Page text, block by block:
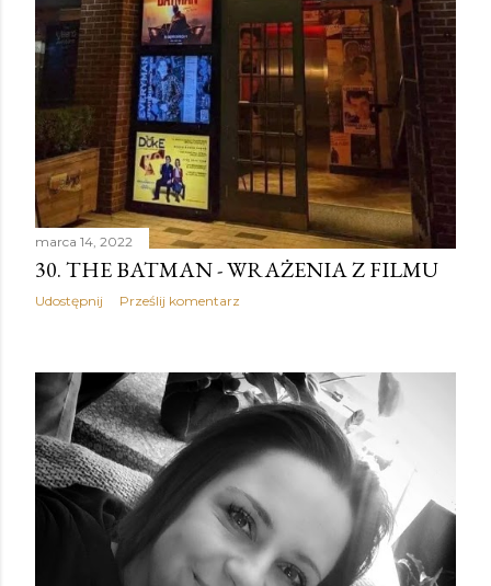
marca 14, 2022
30. THE BATMAN - WRAŻENIA Z FILMU
Udostępnij Prześlij komentarz